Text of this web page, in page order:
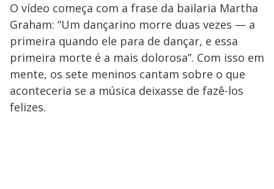
O vídeo começa com a frase da bailaria Martha
Graham: “Um dançarino morre duas vezes — a
primeira quando ele para de dançar, e essa
primeira morte é a mais dolorosa”. Com isso em
mente, os sete meninos cantam sobre o que
aconteceria se a música deixasse de fazê-los
felizes.